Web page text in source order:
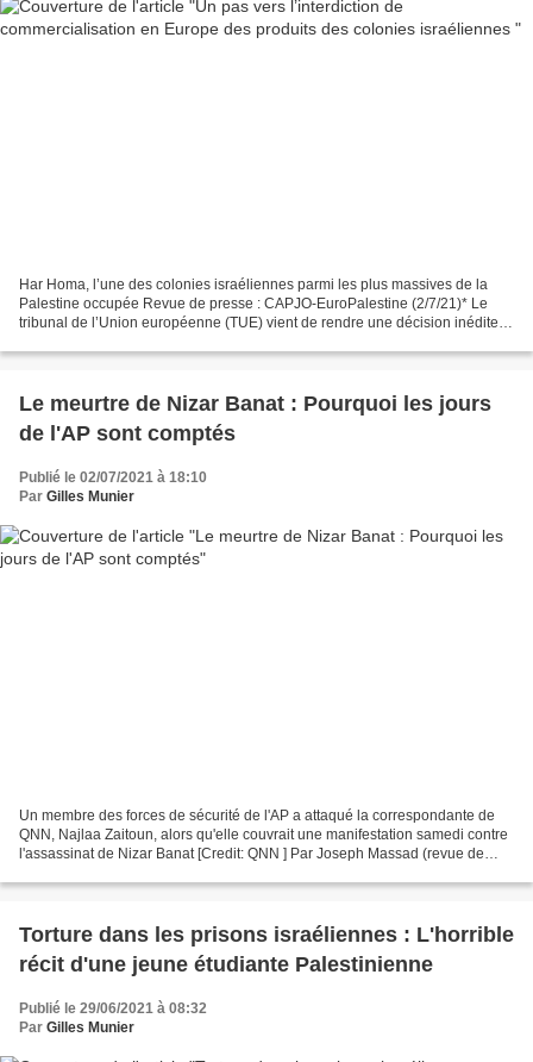
Har Homa, l’une des colonies israéliennes parmi les plus massives de la
Palestine occupée Revue de presse : CAPJO-EuroPalestine (2/7/21)* Le
tribunal de l’Union européenne (TUE) vient de rendre une décision inédite,
Le meurtre de Nizar Banat : Pourquoi les jours
de l'AP sont comptés
Publié le 02/07/2021 à 18:10
Par Gilles Munier
Un membre des forces de sécurité de l'AP a attaqué la correspondante de
QNN, Najlaa Zaitoun, alors qu'elle couvrait une manifestation samedi contre
l'assassinat de Nizar Banat [Credit: QNN ] Par Joseph Massad (revue de
Torture dans les prisons israéliennes : L'horrible
récit d'une jeune étudiante Palestinienne
Publié le 29/06/2021 à 08:32
Par Gilles Munier